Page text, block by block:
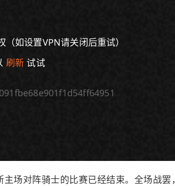
如设置VPN请关闭后重试）
刷新 试试
主场对阵骑士的比赛已经结束。全场战罢，